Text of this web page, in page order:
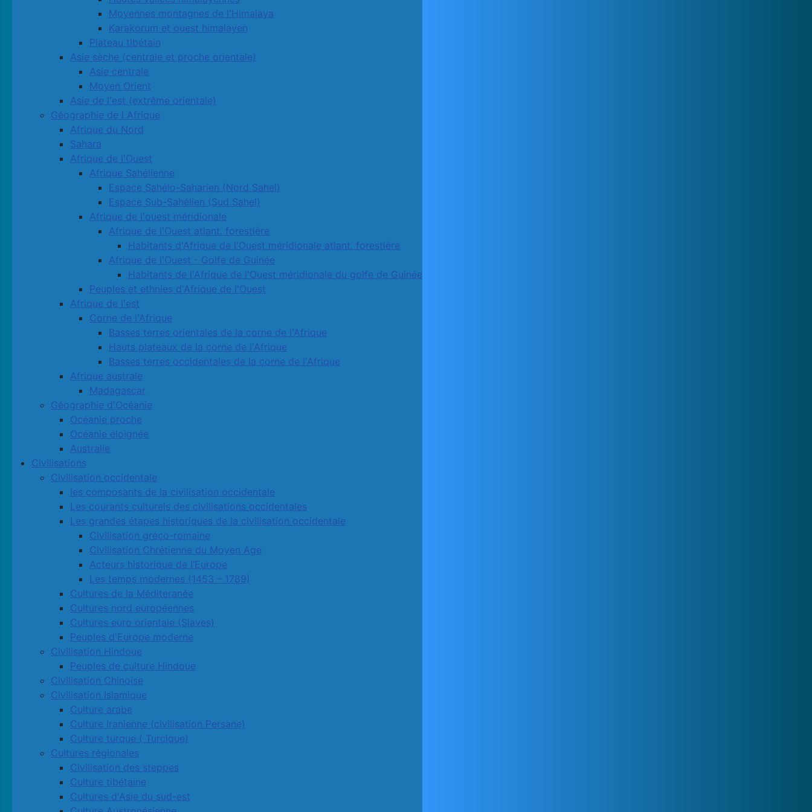
Moyennes montagnes de l'Himalaya
Karakorum et ouest himalayen
Plateau tibétain
Asie sèche (centrale et proche orientale)
Asie centrale
Moyen Orient
Asie de l'est (extrême orientale)
Géographie de l Afrique
Afrique du Nord
Sahara
Afrique de l'Ouest
Afrique Sahélienne
Espace Sahélo-Saharien (Nord Sahel)
Espace Sub-Sahélien (Sud Sahel)
Afrique de l'ouest méridionale
Afrique de l'Ouest atlant. forestière
Habitants d'Afrique de l'Ouest méridionale atlant. forestière
Afrique de l'Ouest - Golfe de Guinée
Habitants de l'Afrique de l'Ouest méridionale du golfe de Guinée
Peuples et ethnies d'Afrique de l'Ouest
Afrique de l'est
Corne de l'Afrique
Basses terres orientales de la corne de l'Afrique
Hauts plateaux de la corne de l'Afrique
Basses terres occidentales de la corne de l'Afrique
Afrique australe
Madagascar
Géographie d'Océanie
Océanie proche
Océanie éloignée
Australie
Civilisations
Civilisation occidentale
les composants de la civilisation occidentale
Les courants culturels des civilisations occidentales
Les grandes étapes historiques de la civilisation occidentale
Civilisation gréco-romaine
Civilisation Chrétienne du Moyen Age
Acteurs historique de l’Europe
Les temps modernes (1453 – 1789)
Cultures de la Méditeranée
Cultures nord européennes
Cultures euro orientale (Slaves)
Peuples d'Europe moderne
Civilisation Hindoue
Peuples de culture Hindoue
Civilisation Chinoise
Civilisation Islamique
Culture arabe
Culture Iranienne (civilisation Persane)
Culture turque ( Turcique)
Cultures régionales
Civilisation des steppes
Culture tibétaine
Cultures d'Asie du sud-est